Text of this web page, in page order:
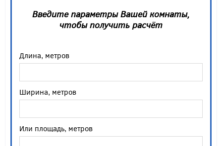
Введите параметры Вашей комнаты,
чтобы получить расчёт
Длина, метров
Ширина, метров
Или площадь, метров